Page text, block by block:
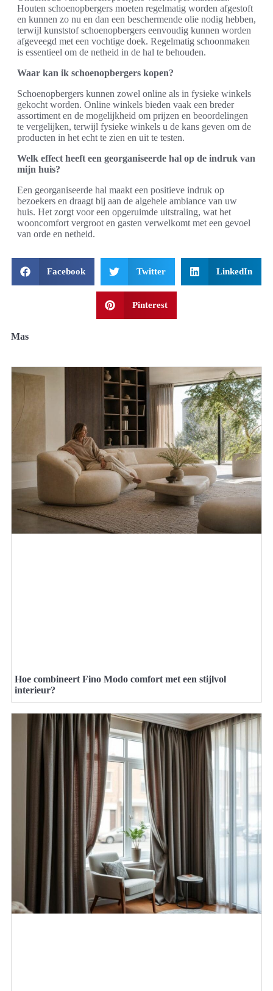
Houten schoenopbergers moeten regelmatig worden afgestoft
en kunnen zo nu en dan een beschermende olie nodig hebben,
terwijl kunststof schoenopbergers eenvoudig kunnen worden
afgeveegd met een vochtige doek. Regelmatig schoonmaken
is essentieel om de netheid in de hal te behouden.
Waar kan ik schoenopbergers kopen?
Schoenopbergers kunnen zowel online als in fysieke winkels
gekocht worden. Online winkels bieden vaak een breder
assortiment en de mogelijkheid om prijzen en beoordelingen
te vergelijken, terwijl fysieke winkels u de kans geven om de
producten in het echt te zien en uit te testen.
Welk effect heeft een georganiseerde hal op de indruk van
mijn huis?
Een georganiseerde hal maakt een positieve indruk op
bezoekers en draagt bij aan de algehele ambiance van uw
huis. Het zorgt voor een opgeruimde uitstraling, wat het
wooncomfort vergroot en gasten verwelkomt met een gevoel
van orde en netheid.
Facebook Twitter LinkedIn
Pinterest
Mas
Hoe combineert Fino Modo comfort met een stijlvol
interieur?